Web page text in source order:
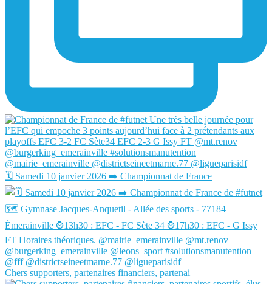
🗓️ Samedi 10 janvier 2026 ➡️ Championnat de France
Chers supporters, partenaires financiers, partenai